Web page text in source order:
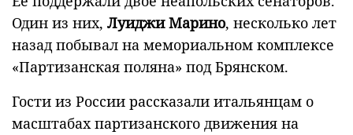
Один из них, Луиджи Марино, несколько лет
назад побывал на мемориальном комплексе
«Партизанская поляна» под Брянском.
Гости из России рассказали итальянцам о
масштабах партизанского движения на